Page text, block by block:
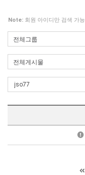
Note: 회원 아이디만 검색 가능